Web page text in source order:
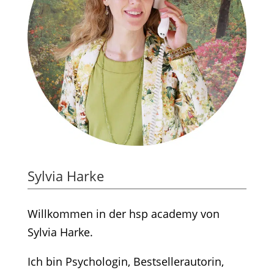
Sylvia Harke
Willkommen in der hsp academy von
Sylvia Harke.
Ich bin Psychologin, Bestsellerautorin,